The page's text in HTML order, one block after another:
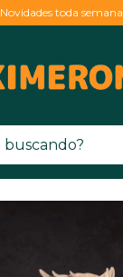
Novidades toda semana